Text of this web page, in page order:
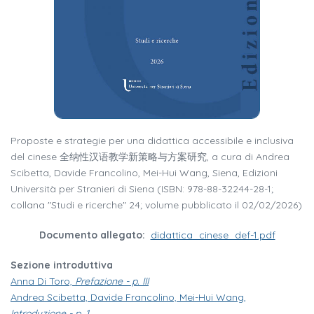
Proposte e strategie per una didattica accessibile e inclusiva
del cinese 全纳性汉语教学新策略与方案研究, a cura di Andrea
Scibetta, Davide Francolino, Mei-Hui Wang, Siena, Edizioni
Università per Stranieri di Siena (ISBN: 978-88-32244-28-1;
collana "Studi e ricerche" 24; volume pubblicato il 02/02/2026)
Documento allegato: didattica_cinese_def-1.pdf
Sezione introduttiva
Anna Di Toro, Prefazione - p. III
Andrea Scibetta, Davide Francolino, Mei-Hui Wang,